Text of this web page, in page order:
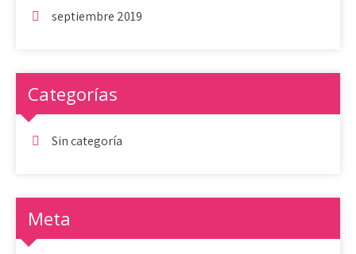
septiembre 2019
Categorías
Sin categoría
Meta